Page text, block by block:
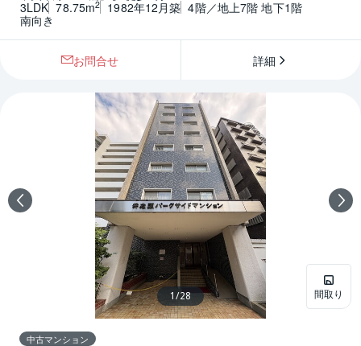
3LDK 78.75m2 1982年12月築 4階／地上7階 地下1階
南向き
お問合せ 詳細
間取り
1/28
中古マンション